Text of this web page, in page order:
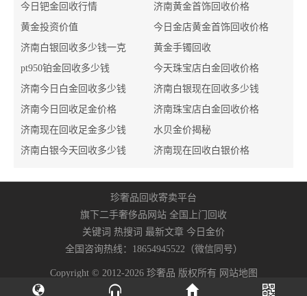
今日钯金回收行情
济南黄金首饰回收价格
黄金投资价值
今日金店黄金首饰回收价格
济南白银回收多少钱一克
黄金手镯回收
pt950铂金回收多少钱
今天珠宝店白金回收价格
济南今日白金回收多少钱
济南白银现在回收多少钱
济南今日回收足金价格
济南珠宝店白金回收价格
济南现在回收足金多少钱
水贝金价揭秘
济南白银今天回收多少钱
济南现在回收白银价格
珍奢品回收寄卖平台
旗下二手奢侈品网站 全国上门回收
关键词 热搜词 最新文章 今日金价
全国咨询热线： 18654945522 （微信同号）
Copyright © 2012-2026 珍奢品 版权所有 网站地图